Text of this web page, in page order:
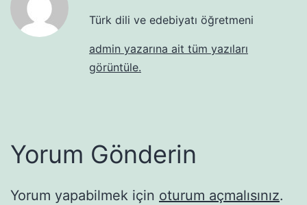
Türk dili ve edebiyatı öğretmeni
admin yazarına ait tüm yazıları
görüntüle.
Yorum Gönderin
Yorum yapabilmek için oturum açmalısınız.